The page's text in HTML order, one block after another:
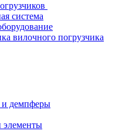
система
вилочного погрузчика
демпферы
элементы